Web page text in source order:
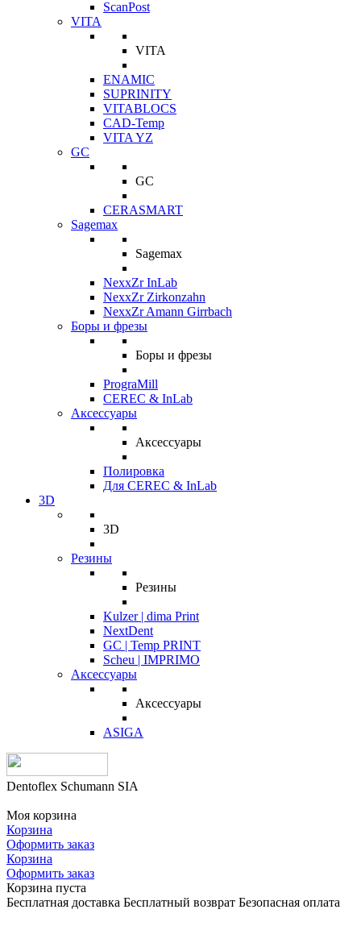
ScanPost
VITA
VITA
ENAMIC
SUPRINITY
VITABLOCS
CAD-Temp
VITA YZ
GC
GC
CERASMART
Sagemax
Sagemax
NexxZr InLab
NexxZr Zirkonzahn
NexxZr Amann Girrbach
Боры и фрезы
Боры и фрезы
PrograMill
CEREC & InLab
Аксессуары
Аксессуары
Полировка
Для CEREC & InLab
3D
3D
Резины
Резины
Kulzer | dima Print
NextDent
GC | Temp PRINT
Scheu | IMPRIMO
Аксессуары
Аксессуары
ASIGA
Dentoflex Schumann SIA
Моя корзина
Корзина
Оформить заказ
Корзина
Оформить заказ
Корзина пуста
Бесплатная доставка Бесплатный возврат Безопасная оплата